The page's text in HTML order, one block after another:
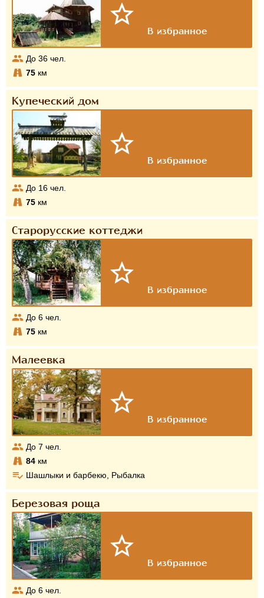
До 36 чел.
75 км
Купеческий дом
До 16 чел.
75 км
Старорусские коттеджи
До 6 чел.
75 км
Малеевка
До 7 чел.
84 км
Шашлыки и барбекю, Рыбалка
Березовая роща
До 6 чел.